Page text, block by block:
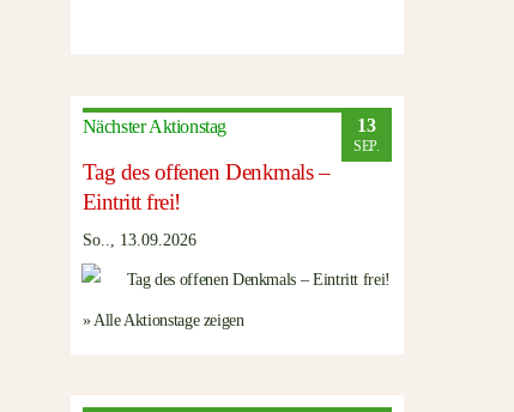
Nächster Aktionstag 13
SEP.
Tag des offenen Denkmals –
Eintritt frei!
So.., 13.09.2026
» Alle Aktionstage zeigen